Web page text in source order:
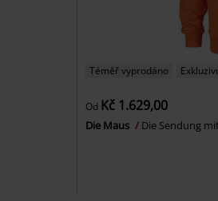
Téměř vyprodáno
Od Kč 1.629,00
Die Maus Die Sendung